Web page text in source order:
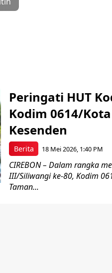
Berita
Peringati HUT
Kodim 0614/
Kesenden
18 Mei 2026, 1:40 PM
CIREBON – Dalam rangka
III/Siliwangi ke-80, Kodim
Taman...